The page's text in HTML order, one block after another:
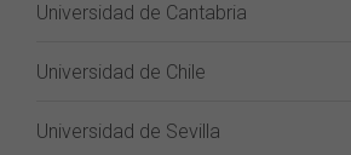
Universidad de Cantabria
Universidad de Chile
Universidad de Sevilla